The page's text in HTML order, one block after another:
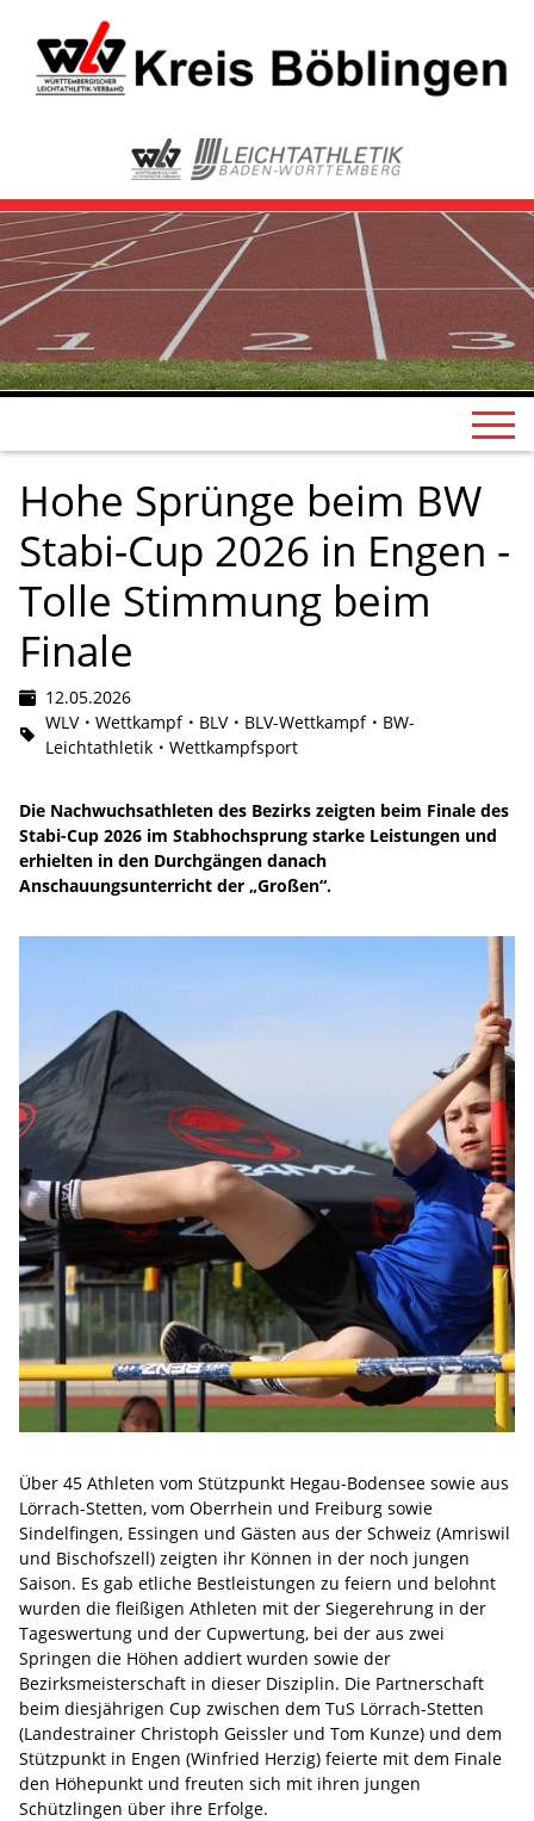
Hohe Sprünge beim BW
Stabi-Cup 2026 in Engen -
Tolle Stimmung beim
Finale
12.05.2026
WLV
Wettkampf BLV BLV-Wettkampf
BW-
Leichtathletik
Wettkampfsport
Die Nachwuchsathleten des Bezirks zeigten beim Finale des
Stabi-Cup 2026 im Stabhochsprung starke Leistungen und
erhielten in den Durchgängen danach
Anschauungsunterricht der „Großen“.
Über 45 Athleten vom Stützpunkt Hegau-Bodensee sowie aus
Lörrach-Stetten, vom Oberrhein und Freiburg sowie
Sindelfingen, Essingen und Gästen aus der Schweiz (Amriswil
und Bischofszell) zeigten ihr Können in der noch jungen
Saison. Es gab etliche Bestleistungen zu feiern und belohnt
wurden die fleißigen Athleten mit der Siegerehrung in der
Tageswertung und der Cupwertung, bei der aus zwei
Springen die Höhen addiert wurden sowie der
Bezirksmeisterschaft in dieser Disziplin. Die Partnerschaft
beim diesjährigen Cup zwischen dem TuS Lörrach-Stetten
(Landestrainer Christoph Geissler und Tom Kunze) und dem
Stützpunkt in Engen (Winfried Herzig) feierte mit dem Finale
den Höhepunkt und freuten sich mit ihren jungen
Schützlingen über ihre Erfolge.